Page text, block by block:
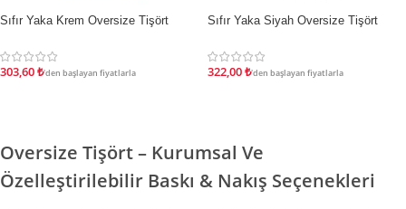
İndirim
Sıfır Yaka Krem Oversize Tişört
303,60₺'den başlayan fiyatlarla
İndirim
Sıfır Yaka Siyah Oversize Tişört
322,00₺'den başlayan fiyatlarla
Oversize Tişört – Kurumsal Ve
Özelleştirilebilir Baskı & Nakış Seçenekleri